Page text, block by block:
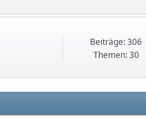
Beiträge: 306
Themen: 30